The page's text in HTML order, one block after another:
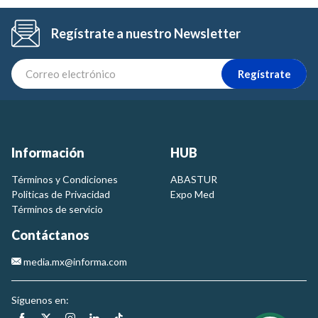
Regístrate a nuestro Newsletter
Regístrate
Información
Términos y Condiciones
Politicas de Privacidad
Términos de servicio
HUB
ABASTUR
Expo Med
Contáctanos
media.mx@informa.com
Síguenos en: